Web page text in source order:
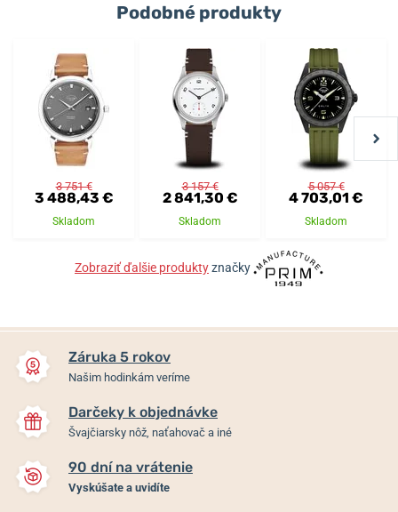
Podobné produkty
3 751 €
3 488,43 €
Skladom
3 157 €
2 841,30 €
Skladom
5 057 €
4 703,01 €
Skladom
Zobraziť ďalšie produktyznačky
Záruka 5 rokov
Našim hodinkám veríme
Darčeky k objednávke
Švajčiarsky nôž, naťahovač a iné
90 dní na vrátenie
Vyskúšate a uvidíte